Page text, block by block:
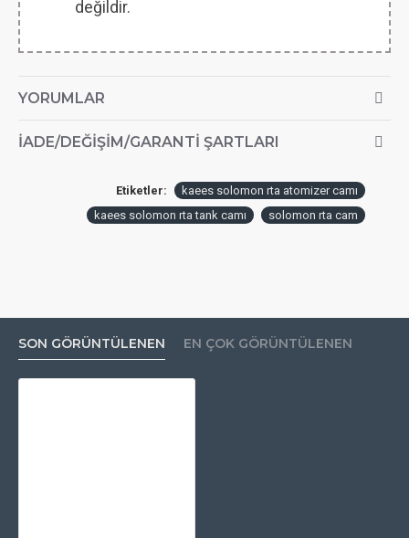
değildir.
YORUMLAR
İADE/DEĞIŞIM/GARANTI ŞARTLARI
Etiketler:
kaees solomon rta atomizer camı
kaees solomon rta tank camı
solomon rta cam
SON GÖRÜNTÜLENEN EN ÇOK GÖRÜNTÜLENEN